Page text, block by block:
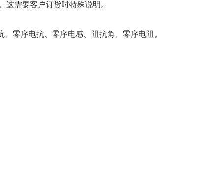
需要客户订货时特殊说明。
、零序电抗、零序电感、 阻抗角、零序电阻。